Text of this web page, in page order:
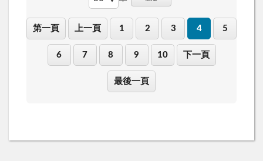
第一頁 上一頁 1 2 3 4 5
6 7 8 9 10 下一頁
最後一頁